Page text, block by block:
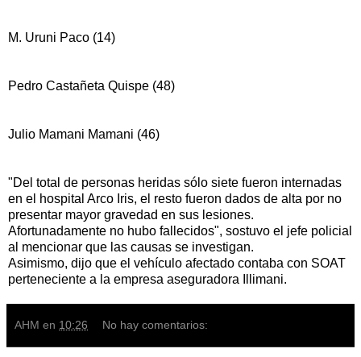
M. Uruni Paco (14)
Pedro Castañeta Quispe (48)
Julio Mamani Mamani (46)
"Del total de personas heridas sólo siete fueron internadas
en el hospital Arco Iris, el resto fueron dados de alta por no
presentar mayor gravedad en sus lesiones.
Afortunadamente no hubo fallecidos", sostuvo el jefe policial
al mencionar que las causas se investigan.
Asimismo, dijo que el vehículo afectado contaba con SOAT
perteneciente a la empresa aseguradora Illimani.
AHM en 10:26 No hay comentarios: